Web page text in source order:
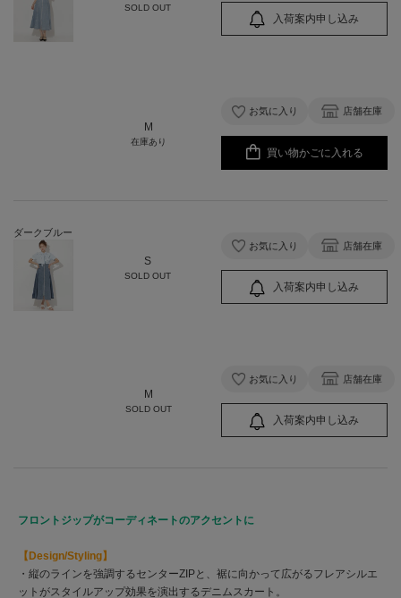
SOLD OUT
入荷案内申し込み
M
在庫あり
お気に入り 店舗在庫
買い物かごに入れる
ダークブルー
S
SOLD OUT
お気に入り 店舗在庫
入荷案内申し込み
M
SOLD OUT
お気に入り 店舗在庫
入荷案内申し込み
フロントジップがコーディネートのアクセントに
【Design/Styling】
・縦のラインを強調するセンターZIPと、裾に向かって広がるフレアシルエ
ットがスタイルアップ効果を演出するデニムスカート。